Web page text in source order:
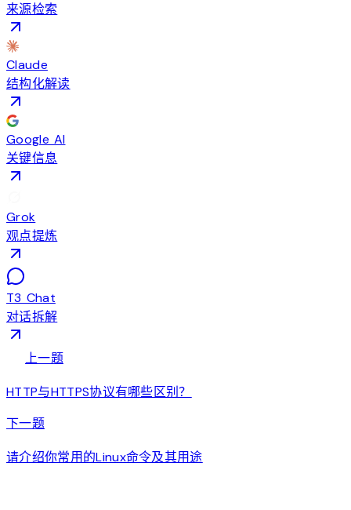
来源检索
Claude
结构化解读
Google AI
关键信息
Grok
观点提炼
T3 Chat
对话拆解
上一题
HTTP与HTTPS协议有哪些区别？
下一题arrow_forward
请介绍你常用的Linux命令及其用途